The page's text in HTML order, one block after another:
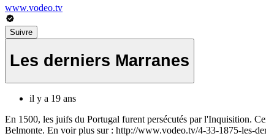
www.vodeo.tv
Suivre
Les derniers Marranes
il y a 19 ans
En 1500, les juifs du Portugal furent persécutés par l'Inquisition.
Belmonte. En voir plus sur : http://www.vodeo.tv/4-33-1875-les-